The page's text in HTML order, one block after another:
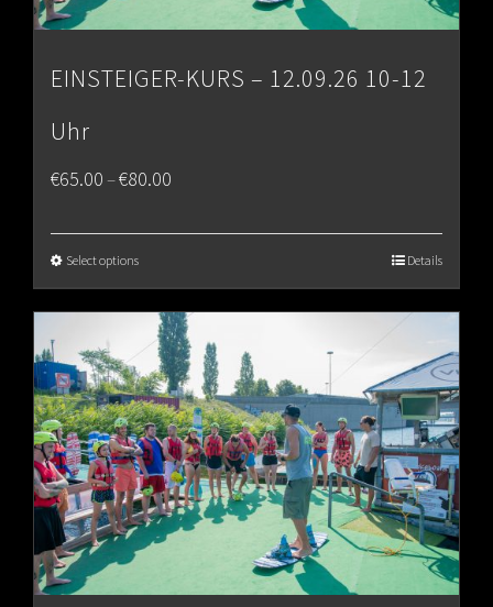
EINSTEIGER-KURS – 12.09.26 10-12
Uhr
€65.00–€80.00
€80.00
Select options Details